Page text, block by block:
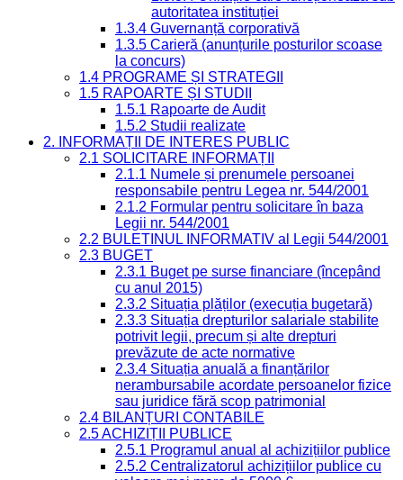
autoritatea instituției
1.3.4 Guvernanță corporativă
1.3.5 Carieră (anunțurile posturilor scoase
la concurs)
1.4 PROGRAME ȘI STRATEGII
1.5 RAPOARTE ȘI STUDII
1.5.1 Rapoarte de Audit
1.5.2 Studii realizate
2. INFORMAȚII DE INTERES PUBLIC
2.1 SOLICITARE INFORMAȚII
2.1.1 Numele și prenumele persoanei
responsabile pentru Legea nr. 544/2001
2.1.2 Formular pentru solicitare în baza
Legii nr. 544/2001
2.2 BULETINUL INFORMATIV al Legii 544/2001
2.3 BUGET
2.3.1 Buget pe surse financiare (începând
cu anul 2015)
2.3.2 Situația plăților (execuția bugetară)
2.3.3 Situația drepturilor salariale stabilite
potrivit legii, precum și alte drepturi
prevăzute de acte normative
2.3.4 Situația anuală a finanțărilor
nerambursabile acordate persoanelor fizice
sau juridice fără scop patrimonial
2.4 BILANȚURI CONTABILE
2.5 ACHIZIȚII PUBLICE
2.5.1 Programul anual al achizițiilor publice
2.5.2 Centralizatorul achizițiilor publice cu